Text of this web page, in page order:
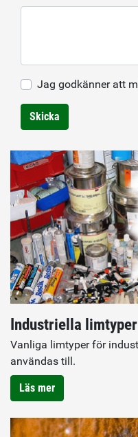
Jag godkänner att
Skicka
Industriella limtyper
Vanliga limtyper för
användas till.
Läs mer